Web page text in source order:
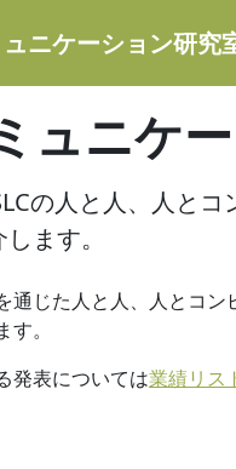
ニケーション研究
ュニケ
の人と人、人と
ます。
通じた人と人、人とコ
す。
発表については業績リス